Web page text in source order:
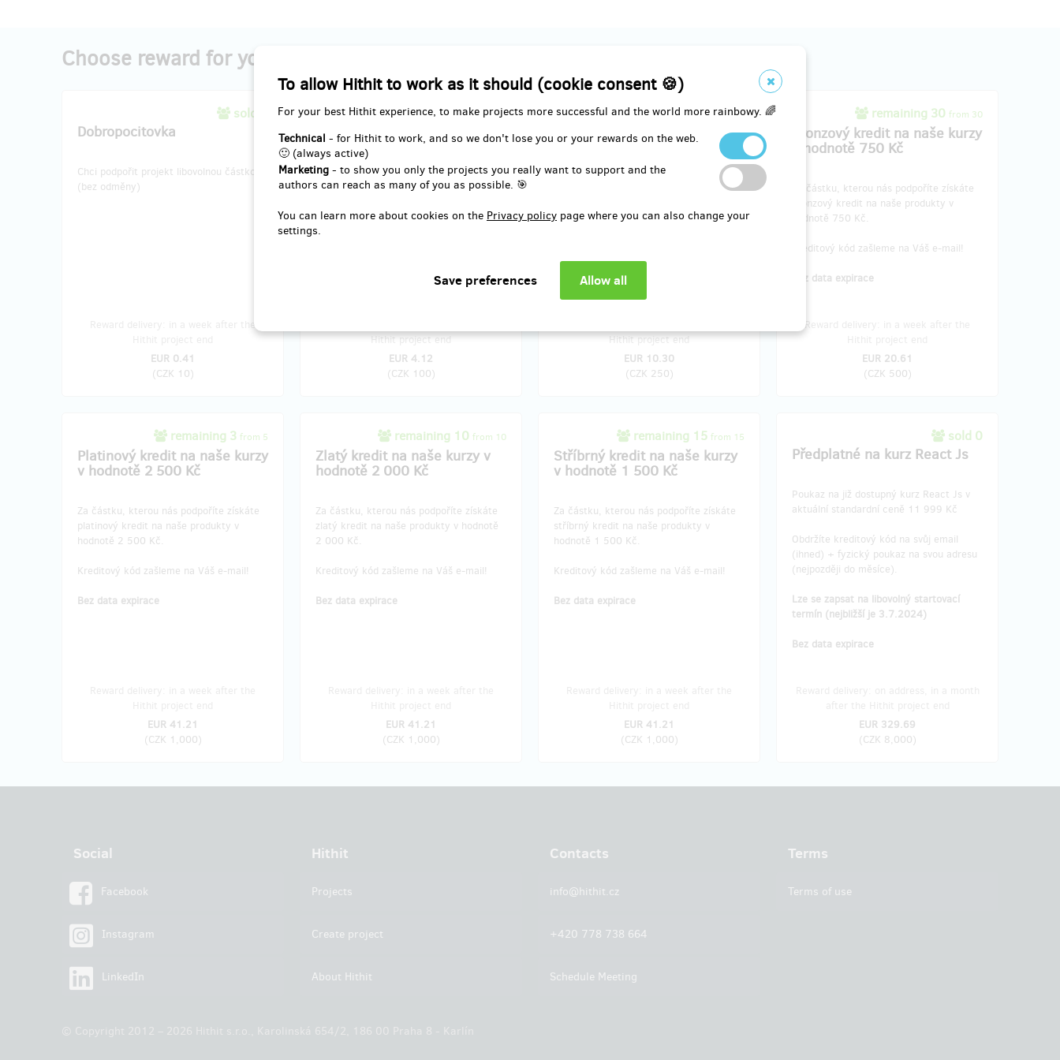
To allow Hithit to work as it should (cookie consent 🍪)
For your best Hithit experience, to make projects more successful and the world more rainbowy. 🌈
Technical - for Hithit to work, and so we don't lose you or your rewards on the web.
🙂 (always active)
Marketing - to show you only the projects you really want to support and the
authors can reach as many of you as possible. 🎯
You can learn more about cookies on the Privacy policy page where you can also change your
settings.
Choose reward for your contribution
sold 0
Dobropocitovka
Chci podpořit projekt libovolnou částkou.
(bez odměny)
Reward delivery: in a week after the
EUR 0.41
(CZK 10)
sold 0
Kredit na naše kurzy 120 Kč
Za částku, kterou nás podpoříte získáte
kredit na naše produkty v hodnotě 120
Kreditový kód zašleme na Váš e-mail!
Hithit project end
EUR 4.12
(CZK 100)
sold 0
Kredit na naše kurzy 300 Kč
Za částku, kterou nás podpoříte získáte
kredit na naše produkty v hodnotě 300
Bez data expirace
Hithit project end
EUR 10.30
(CZK 250)
remaining 30 from 30
Bronzový kredit na naše kurzy
v hodnotě 750 Kč
Za částku, kterou nás podpoříte získáte
bronzový kredit na naše produkty v
hodnotě 750 Kč.
Kreditový kód zašleme na Váš e-mail!
Bez data expirace
Reward delivery: in a week after the
EUR 20.61
(CZK 500)
remaining 3 from 5
Platinový kredit na naše kurzy
v hodnotě 2 500 Kč
Za částku, kterou nás podpoříte získáte
platinový kredit na naše produkty v
hodnotě 2 500 Kč.
Kreditový kód zašleme na Váš e-mail!
Bez data expirace
EUR 41.21
(CZK 1,000)
remaining 10 from 10
Zlatý kredit na naše kurzy v
hodnotě 2 000 Kč
Za částku, kterou nás podpoříte získáte
zlatý kredit na naše produkty v hodnotě
2 000 Kč.
Kreditový kód zašleme na Váš e-mail!
Bez data expirace
EUR 41.21
(CZK 1,000)
remaining 15 from 15
Stříbrný kredit na naše kurzy
v hodnotě 1 500 Kč
Za částku, kterou nás podpoříte získáte
stříbrný kredit na naše produkty v
hodnotě 1 500 Kč.
Kreditový kód zašleme na Váš e-mail!
Bez data expirace
EUR 41.21
(CZK 1,000)
sold 0
Předplatné na kurz React Js
Poukaz na již dostupný kurz React Js v
aktuální standardní ceně 11 999 Kč
Obdržíte kreditový kód na svůj email
(ihned) + fyzický poukaz na svou adresu
(nejpozději do měsíce).
Lze se zapsat na libovolný startovací
termín (nejbližší je 3.7.2024)
Bez data expirace
EUR 329.69
(CZK 8,000)
Social
Facebook
Instagram
LinkedIn
Hithit
Projects
Create project
About Hithit
Contacts
info@hithit.cz
+420 778 738 664
Schedule Meeting
Terms
Terms of use